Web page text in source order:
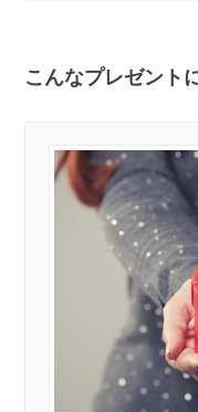
こんなプレゼント